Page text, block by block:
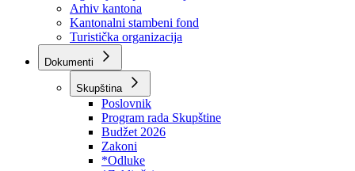
BPK šume
RTV BPK
Agencija za privatizaciju
Arhiv kantona
Kantonalni stambeni fond
Turistička organizacija
Dokumenti
Skupština
Poslovnik
Program rada Skupštine